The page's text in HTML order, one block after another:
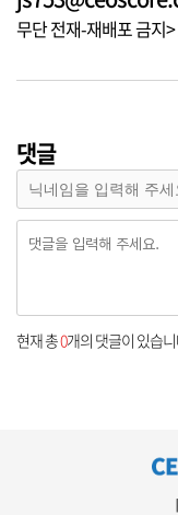
무단 전재-재배포 금지
댓글
현재 총0개의 댓글이 있습니